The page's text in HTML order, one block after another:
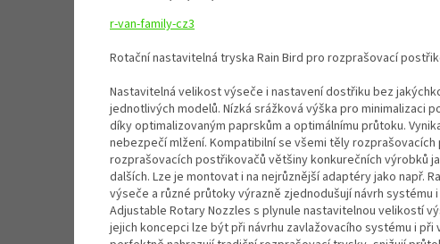
r-van-family-cz3
Rotační nastavitelná tryska Rain Bird pro rozprašovací
Nastavitelná velikost výseče i nastavení dostřiku bez
jednotlivých modelů. Nízká srážková výška pro minimalizaci
díky optimalizovaným paprskům a optimálnímu průtoku.
nebezpečí mlžení. Kompatibilní se všemi těly
rozprašovacích postřikovačů většiny konkurečních výrobků
dalších. Lze je montovat i na nejrůznější adaptéry jako např.
výseče a různé průtoky výrazně zjednodušují návrh systému
Adjustable Rotary Nozzles s plynule nastavitelnou velikostí
jejich koncepci lze být při návrhu zavlažovacího systému i při